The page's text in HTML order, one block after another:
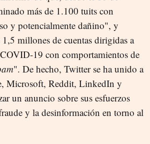
más de 1.100 tuits con
y potencialmente dañino", y
1,5 millones de cuentas dirigidas a
19 con comportamientos de
". De hecho, Twitter se ha unido a
Microsoft, Reddit, LinkedIn y
un anuncio sobre sus esfuerzos
y la desinformación en torno al